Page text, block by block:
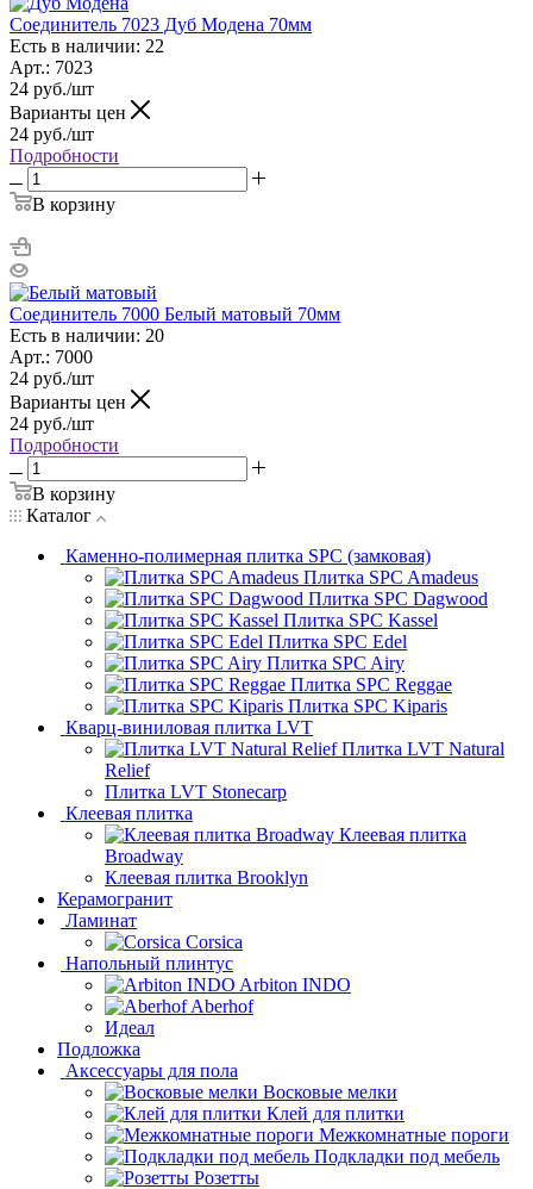
Соединитель 7023 Дуб Модена 70мм
Есть в наличии: 22
Арт.: 7023
24 руб./шт
Варианты цен
24 руб./шт
Подробности
В корзину
Соединитель 7000 Белый матовый 70мм
Есть в наличии: 20
Арт.: 7000
24 руб./шт
Варианты цен
24 руб./шт
Подробности
В корзину
Каталог
Каменно-полимерная плитка SPC (замковая)
Плитка SPC Amadeus
Плитка SPC Dagwood
Плитка SPC Kassel
Плитка SPC Edel
Плитка SPC Airy
Плитка SPC Reggae
Плитка SPC Kiparis
Кварц-виниловая плитка LVT
Плитка LVT Natural
Relief
Плитка LVT Stonecarp
Клеевая плитка
Клеевая плитка
Broadway
Клеевая плитка Brooklyn
Керамогранит
Ламинат
Corsica
Напольный плинтус
Arbiton INDO
Aberhof
Идеал
Подложка
Аксессуары для пола
Восковые мелки
Клей для плитки
Межкомнатные пороги
Подкладки под мебель
Розетты